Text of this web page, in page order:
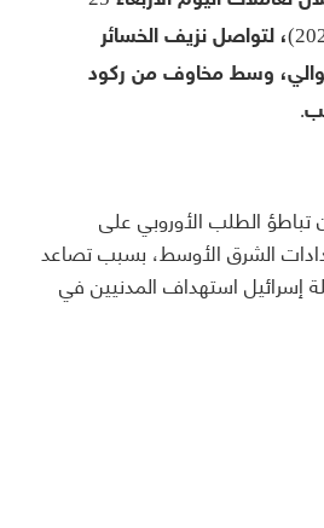
أكتوبر/تشرين الأول (2023)، لتواصل نزيف الخسائر
وسط مخاوف من ركود
الطلب الأوروبي على
الشرق الأوسط، بسبب تصاعد
إسرائيل استهداف المدنيين في